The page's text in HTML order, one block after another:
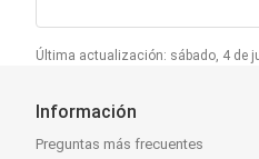
Última actualización: sábado, 4 de
Información
Preguntas más frecuentes